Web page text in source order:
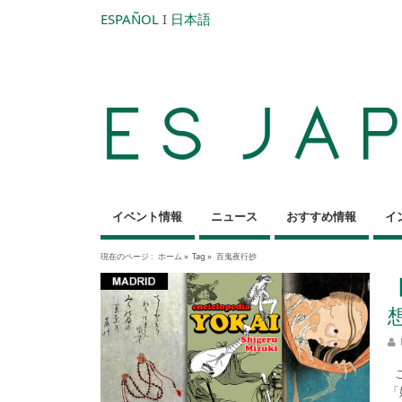
ESPAÑOL I 日本語
イベント情報 ニュース おすすめ情報 イ
現在のページ : ホーム » Tag » 百鬼夜行抄